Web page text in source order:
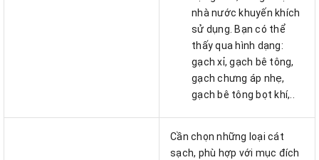
nhà nước khuyến khích
sử dụng. Bạn có thể
thấy qua hình dạng:
gạch xỉ, gạch bê tông,
gạch chưng áp nhẹ,
gạch bê tông bọt khí,..
Cần chọn những loại cát
sạch, phù hợp với mục đích